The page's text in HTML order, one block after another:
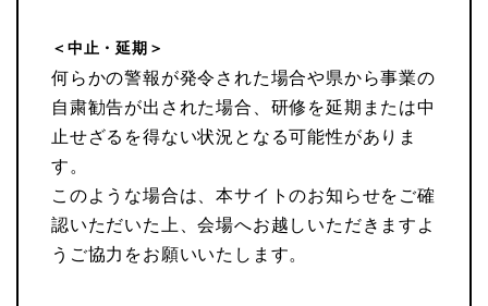
＜中止・延期＞
何らかの警報が発令された場合や県から事業の
自粛勧告が出された場合、研修を延期または中
止せざるを得ない状況となる可能性がありま
す。
このような場合は、本サイトのお知らせをご確
認いただいた上、会場へお越しいただきますよ
うご協力をお願いいたします。